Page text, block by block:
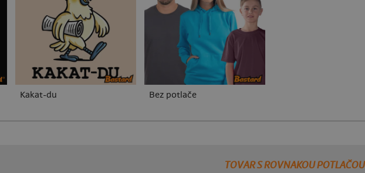
Kakat-du Bez potlače
TOVAR S ROVNAKOU POTLAČOU